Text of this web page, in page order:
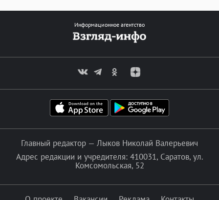
Информационное агентство
Главный редактор — Лыков Николай Валерьевич
Адрес редакции и учредителя: 410031, Саратов, ул.
Комсомольская, 52